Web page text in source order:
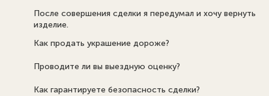
После совершения сделки я передумал и хочу вернуть
изделие.
Как продать украшение дороже?
Проводите ли вы выездную оценку?
Как гарантируете безопасность сделки?